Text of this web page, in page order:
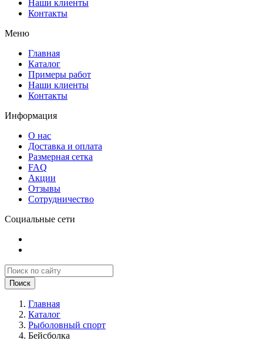
Наши клиенты
Контакты
Меню
Главная
Каталог
Примеры работ
Наши клиенты
Контакты
Информация
О нас
Доставка и оплата
Размерная сетка
FAQ
Акции
Отзывы
Сотрудничество
Социальные сети
Поиск
Главная
Каталог
Рыболовный спорт
Бейсболка